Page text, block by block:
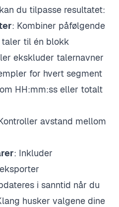
du tilpasse resultatet:
: Kombiner påfølgende
taler til én blokk
ekskluder talernavner
for hvert segment
HH:mm:ss eller totalt
avstand mellom
: Inkluder
i sanntid når du
husker valgene dine